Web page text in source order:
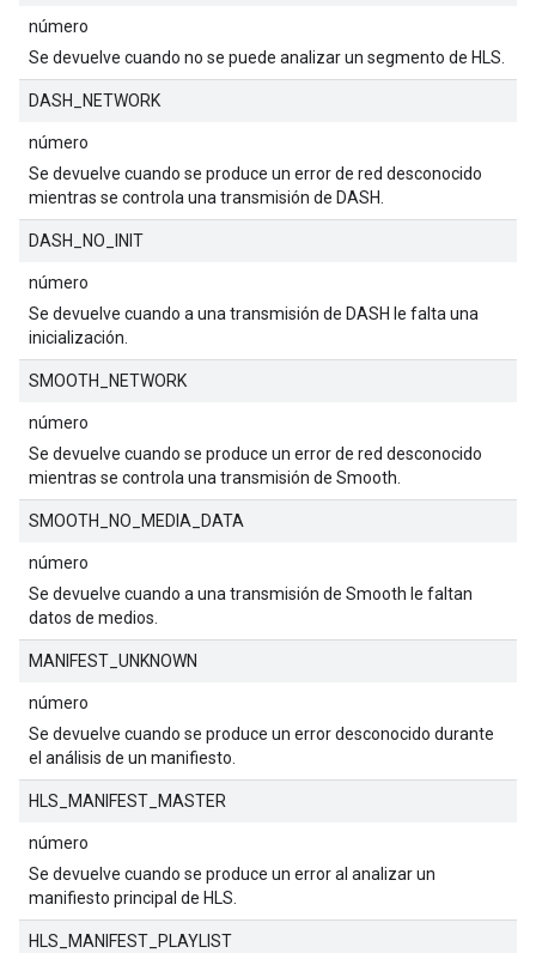
número
Se devuelve cuando no se puede analizar un segmento de HLS.
DASH_NETWORK
número
Se devuelve cuando se produce un error de red desconocido
mientras se controla una transmisión de DASH.
DASH_NO_INIT
número
Se devuelve cuando a una transmisión de DASH le falta una
inicialización.
SMOOTH_NETWORK
número
Se devuelve cuando se produce un error de red desconocido
mientras se controla una transmisión de Smooth.
SMOOTH_NO_MEDIA_DATA
número
Se devuelve cuando a una transmisión de Smooth le faltan
datos de medios.
MANIFEST_UNKNOWN
número
Se devuelve cuando se produce un error desconocido durante
el análisis de un manifiesto.
HLS_MANIFEST_MASTER
número
Se devuelve cuando se produce un error al analizar un
manifiesto principal de HLS.
HLS_MANIFEST_PLAYLIST